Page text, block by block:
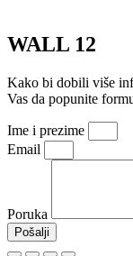
WALL 12
Kako bi dobili više
Vas da popunite
Ime i prezime
Email
Poruka
Pošalji